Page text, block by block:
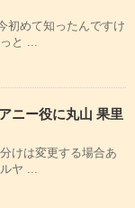
初めて知ったんですけ
と ...
ニー役に丸山 果里
けは変更する場合あ
ヤ ...